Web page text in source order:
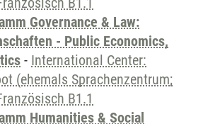
Governance & Law:
- Public Economics,
- International Center:
(ehemals Sprachenzentrum;
B1.1
Humanities & Social